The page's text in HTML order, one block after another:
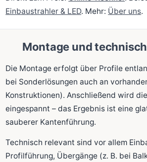
Einbaustrahler & LED. Mehr: Über uns.
Montage und
Die Montage erfolgt über Profile
bei Sonderlösungen auch an
Konstruktionen). Anschließend wird
eingespannt – das Ergebnis ist eine
sauberer Kantenführung.
Technisch relevant sind vor allem
Profilführung, Übergänge (z. B. bei